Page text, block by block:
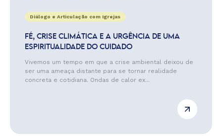
Diálogo e Articulação com Igrejas
FÉ, CRISE CLIMÁTICA E A URGÊNCIA DE UMA
ESPIRITUALIDADE DO CUIDADO
Vivemos um tempo em que a crise ambiental deixou de
ser uma ameaça distante para se tornar realidade
concreta e cotidiana. Ondas de calor ex...